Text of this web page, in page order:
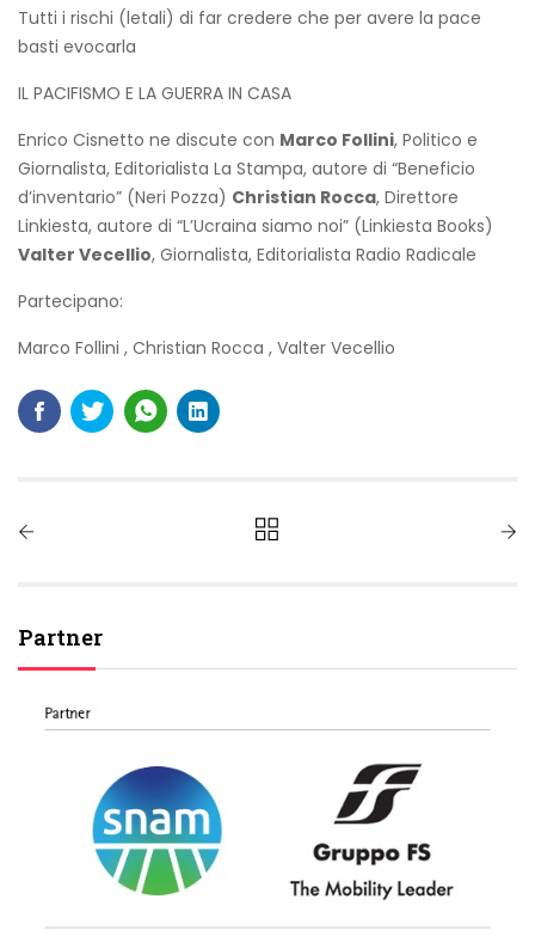
Tutti i rischi (letali) di far credere che per avere la pace
basti evocarla
IL PACIFISMO E LA GUERRA IN CASA
Enrico Cisnetto ne discute con Marco Follini, Politico e
Giornalista, Editorialista La Stampa, autore di “Beneficio
d’inventario” (Neri Pozza) Christian Rocca, Direttore
Linkiesta, autore di “L’Ucraina siamo noi” (Linkiesta Books)
Valter Vecellio, Giornalista, Editorialista Radio Radicale
Partecipano:
Marco Follini , Christian Rocca , Valter Vecellio
Partner